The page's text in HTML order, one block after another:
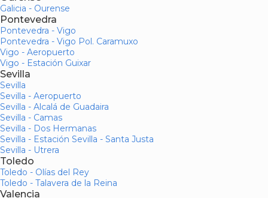
Galicia - Ourense
Pontevedra
Pontevedra - Vigo
Pontevedra - Vigo Pol. Caramuxo
Vigo - Aeropuerto
Vigo - Estación Guixar
Sevilla
Sevilla
Sevilla - Aeropuerto
Sevilla - Alcalá de Guadaira
Sevilla - Camas
Sevilla - Dos Hermanas
Sevilla - Estación Sevilla - Santa Justa
Sevilla - Utrera
Toledo
Toledo - Olías del Rey
Toledo - Talavera de la Reina
Valencia